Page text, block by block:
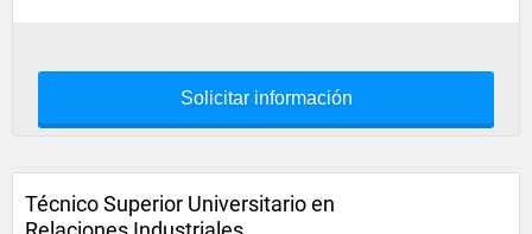
Solicitar información
Técnico Superior Universitario en